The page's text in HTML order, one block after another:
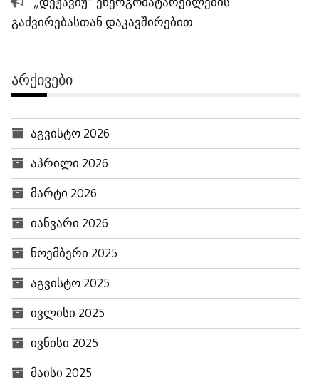
გაძვირებასთან დაკავშირებით
ᲐᲠᲥᲘᲕᲔᲑᲘ
აგვისტო 2026
აპრილი 2026
მარტი 2026
იანვარი 2026
ნოემბერი 2025
აგვისტო 2025
ივლისი 2025
ივნისი 2025
მაისი 2025